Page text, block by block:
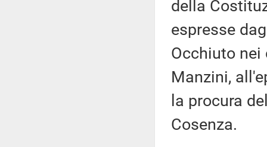
della
espresse
Occhiuto
Manzini,
la procura
Cosenza.